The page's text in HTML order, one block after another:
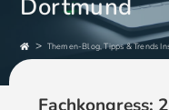
Dortmund
> Themen-Blog, Tipps & Trends
Fachkongress: